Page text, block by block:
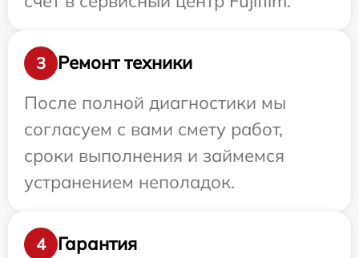
3
Ремонт техники
После полной диагностики мы
согласуем с вами смету работ,
сроки выполнения и займемся
устранением неполадок.
4 Гарантия